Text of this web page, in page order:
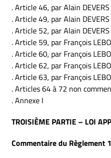
. Article 46, par Alain DEVERS
. Article 49, par Alain DEVERS
. Article 52, par Alain DEVERS
. Article 59, par François
. Article 60, par François
. Article 62, par François
. Article 63, par François
. Articles 64 à 72 non
. Annexe I
TROISIÈME PARTIE – LOI
Commentaire du Règlement